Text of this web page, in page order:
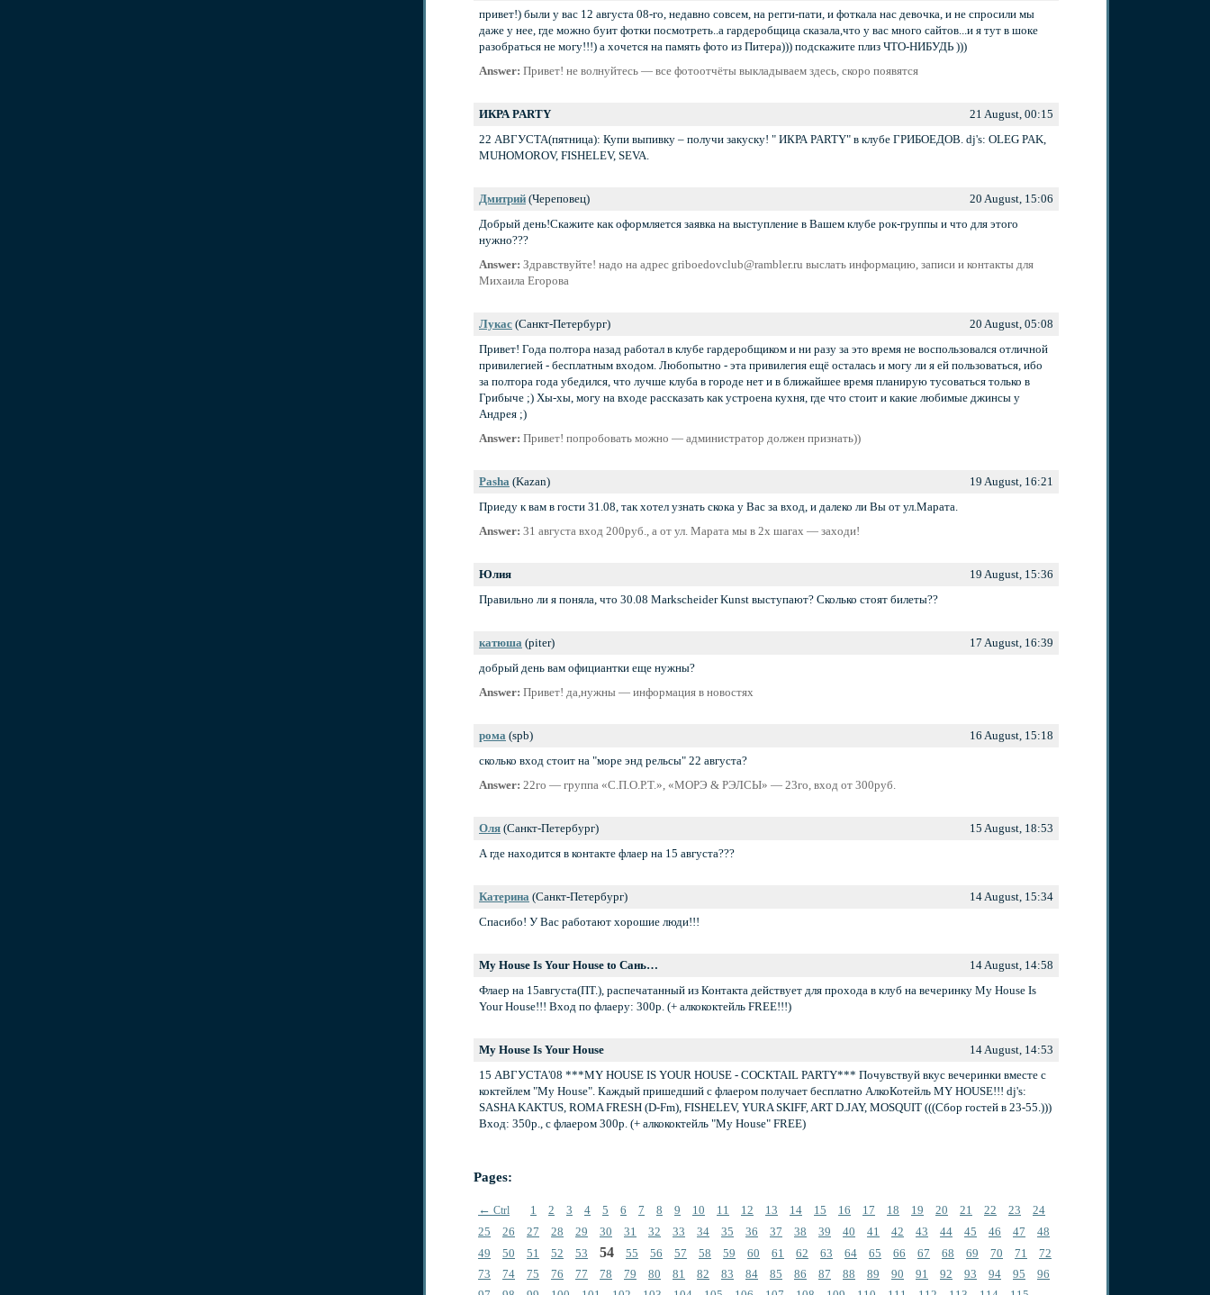
привет!) были у вас 12 августа 08-го, недавно совсем, на регги-пати, и фоткала нас девочка, и не спросили мы
даже у нее, где можно буит фотки посмотреть..а гардеробщица сказала,что у вас много сайтов...и я тут в шоке
разобраться не могу!!!) а хочется на память фото из Питера))) подскажите плиз ЧТО-НИБУДЬ )))
Answer: Привет! не волнуйтесь — все фотоотчёты выкладываем здесь, скоро появятся
ИКРА PARTY
21 August, 00:15
22 АВГУСТА(пятница): Купи выпивку – получи закуску! " ИКРА PARTY" в клубе ГРИБОЕДОВ. dj's: OLEG PAK,
MUHOMOROV, FISHELEV, SEVA.
Дмитрий (Череповец)
20 August, 15:06
Добрый день!Скажите как оформляется заявка на выступление в Вашем клубе рок-группы и что для этого
нужно???
Answer: Здравствуйте! надо на адрес griboedovclub@rambler.ru выслать информацию, записи и контакты для
Михаила Егорова
Лукас (Санкт-Петербург)
20 August, 05:08
Привет! Года полтора назад работал в клубе гардеробщиком и ни разу за это время не воспользовался отличной
привилегией - бесплатным входом. Любопытно - эта привилегия ещё осталась и могу ли я ей пользоваться, ибо
за полтора года убедился, что лучше клуба в городе нет и в ближайшее время планирую тусоваться только в
Грибыче ;) Хы-хы, могу на входе рассказать как устроена кухня, где что стоит и какие любимые джинсы у
Андрея ;)
Answer: Привет! попробовать можно — администратор должен признать))
Pasha (Kazan)
19 August, 16:21
Приеду к вам в гости 31.08, так хотел узнать скока у Вас за вход, и далеко ли Вы от ул.Марата.
Answer: 31 августа вход 200руб., а от ул. Марата мы в 2х шагах — заходи!
Юлия
19 August, 15:36
Правильно ли я поняла, что 30.08 Markscheider Kunst выступают? Сколько стоят билеты??
катюша (piter)
17 August, 16:39
добрый день вам официантки еще нужны?
Answer: Привет! да,нужны — информация в новостях
рома (spb)
16 August, 15:18
сколько вход стоит на "море энд рельсы" 22 августа?
Answer: 22го — группа «С.П.О.Р.Т.», «МОРЭ & РЭЛСЫ» — 23го, вход от 300руб.
Оля (Санкт-Петербург)
15 August, 18:53
А где находится в контакте флаер на 15 августа???
Катерина (Санкт-Петербург)
14 August, 15:34
Спасибо! У Вас работают хорошие люди!!!
My House Is Your House to Сань…
14 August, 14:58
Флаер на 15августа(ПТ.), распечатанный из Контакта действует для прохода в клуб на вечеринку My House Is
Your House!!! Вход по флаеру: 300р. (+ алкококтейль FREE!!!)
My House Is Your House
14 August, 14:53
15 АВГУСТА'08 ***MY HOUSE IS YOUR HOUSE - COCKTAIL PARTY*** Почувствуй вкус вечеринки вместе с
коктейлем "My House". Каждый пришедший с флаером получает бесплатно АлкоКотейль MY HOUSE!!! dj's:
SASHA KAKTUS, ROMA FRESH (D-Fm), FISHELEV, YURA SKIFF, ART D.JAY, MOSQUIT (((Cбор гостей в 23-55.)))
Вход: 350р., с флаером 300р. (+ алкококтейль "My House" FREE)
Pages:
← Ctrl 1 2 3 4 5 6 7 8 9 10 11 12 13 14 15 16 17 18 19 20 21 22 23
24
25
26 27 28 29 30 31 32 33 34 35 36 37 38 39 40 41 42 43 44 45 46 47
48
49
50 51 52 53 54 55 56 57 58 59 60 61 62 63 64 65 66 67 68 69 70 71
72
73
74 75 76 77 78 79 80 81 82 83 84 85 86 87 88 89 90 91 92 93 94 95
96